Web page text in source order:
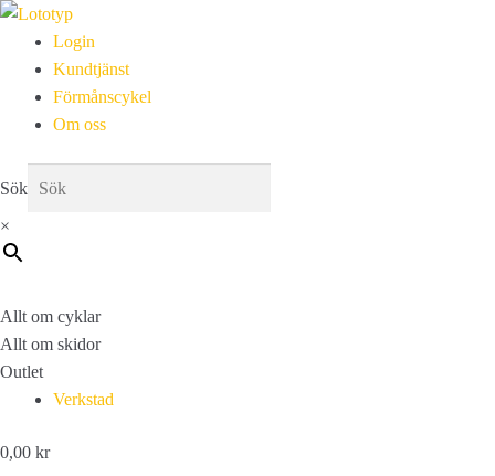
Login
Kundtjänst
Förmånscykel
Om oss
Sök
×
Allt om cyklar
Allt om skidor
Outlet
Verkstad
0,00 kr